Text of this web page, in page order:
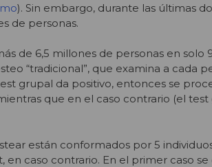
). Sin embargo, durante las últimas
de personas.
de 6,5 millones de personas en solo
“tradicional”, que examina a cada
grupal da positivo, entonces se
que en el caso contrario (el
están conformados por 5
en caso contrario. En el primer caso